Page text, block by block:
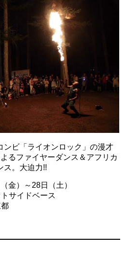
ンビ「ライオンロック」の漫才
るファイヤーダンス＆アフリカ
ス。大迫力!!
金）～28日（土）
サイドベース